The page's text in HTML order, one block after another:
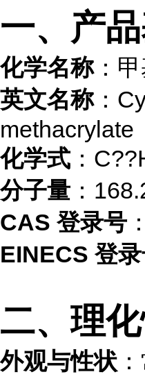
一、产
化学名称：
英文名称：
methacrylate
化学式 ：
分子量 ：
CAS 登录号
EINECS 登
二、理
外观与性状